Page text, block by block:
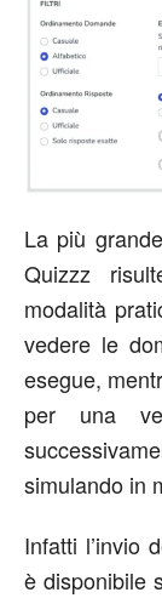
La più
Quizzz
modalità
vedere le
esegue,
per una
simulando in
Infatti l’invio
è disponibile